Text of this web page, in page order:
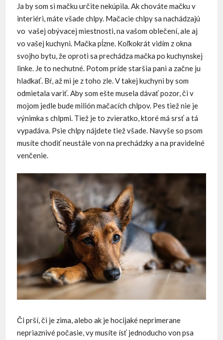
Ja by som si mačku určite nekúpila. Ak chováte mačku v
interiéri, máte všade chlpy. Mačacie chlpy sa nachádzajú
vo vašej obývacej miestnosti, na vašom oblečení, ale aj
vo vašej kuchyni. Mačka pĺzne. Koľkokrát vidím z okna
svojho bytu, že oproti sa prechádza mačka po kuchynskej
linke. Je to nechutné. Potom príde staršia pani a začne ju
hladkať. Bŕ, až mi je z toho zle. V takej kuchyni by som
odmietala variť. Aby som ešte musela dávať pozor, či v
mojom jedle bude milión mačacích chlpov. Pes tiež nie je
výnimka s chlpmi. Tiež je to zvieratko, ktoré má srsť a tá
vypadáva. Psie chlpy nájdete tiež všade. Navyše so psom
musíte chodiť neustále von na prechádzky a na pravidelné
venčenie.
Či prší, či je zima, alebo ak je hocijaké neprimerane
nepriaznivé počasie, vy musíte ísť jednoducho von psa